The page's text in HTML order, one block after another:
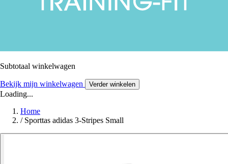
Subtotaal winkelwagen
Bekijk mijn winkelwagen Verder winkelen
Loading...
Home
/ Sporttas adidas 3-Stripes Small